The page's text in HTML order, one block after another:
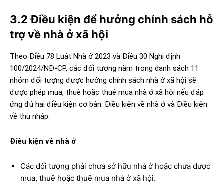
3.2 Điều kiện để hưởng chính sách hỗ
trợ về nhà ở xã hội
Theo Điều 78 Luật Nhà ở 2023 và Điều 30 Nghị định
100/2024/NĐ-CP, các đối tượng nằm trong danh sách 11
nhóm đối tượng được hưởng chính sách nhà ở xã hội sẽ
được phép mua, thuê hoặc thuê mua nhà ở xã hội nếu đáp
ứng đủ hai điều kiện cơ bản: Điều kiện về nhà ở và Điều kiện
về thu nhập.
Điều kiện về nhà ở
Các đối tượng phải chưa sở hữu nhà ở hoặc chưa được
mua, thuê hoặc thuê mua nhà ở xã hội.